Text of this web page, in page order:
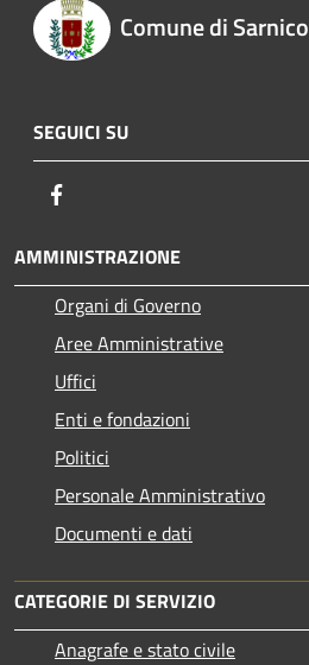
Comune di Sarnico
SEGUICI SU
AMMINISTRAZIONE
Organi di Governo
Aree Amministrative
Uffici
Enti e fondazioni
Politici
Personale Amministrativo
Documenti e dati
CATEGORIE DI SERVIZIO
Anagrafe e stato civile